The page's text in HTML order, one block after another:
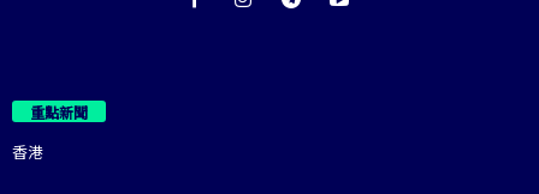
重點新聞
香港